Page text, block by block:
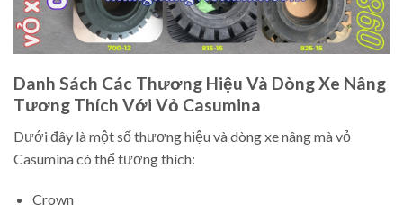
Danh Sách Các Thương Hiệu Và Dòng Xe Nâng
Tương Thích Với Vỏ Casumina
Dưới đây là một số thương hiệu và dòng xe nâng mà vỏ
Casumina có thể tương thích:
Crown